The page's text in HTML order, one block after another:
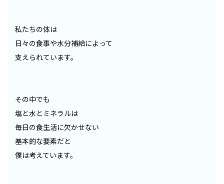
私たちの体は
日々の食事や水分補給によって
支えられています。
その中でも
塩と水とミネラルは
毎日の食生活に欠かせない
基本的な要素だと
僕は考えています。